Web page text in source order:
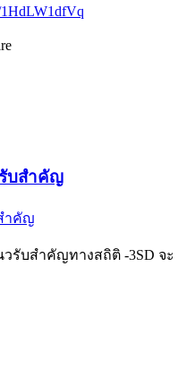
1HdLW1dfVq
บสำคัญ
รับสำคัญทางสถิติ -3SD จะ